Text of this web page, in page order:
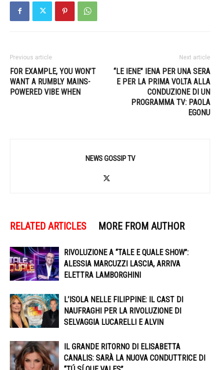
Previous article
FOR EXAMPLE, YOU WON’T
WANT A RUMBLY MAINS-
POWERED VIBE WHEN
Next article
“LE IENE”​ IENA PER UNA SERA
E PER LA PRIMA VOLTA ALLA
CONDUZIONE DI UN
PROGRAMMA TV: PAOLA
EGONU
NEWS GOSSIP TV
RELATED ARTICLES MORE FROM AUTHOR
RIVOLUZIONE A “TALE E QUALE SHOW”:
ALESSIA MARCUZZI LASCIA, ARRIVA
ELETTRA LAMBORGHINI
L’ISOLA NELLE FILIPPINE: IL CAST DI
NAUFRAGHI PER LA RIVOLUZIONE DI
SELVAGGIA LUCARELLI E ALVIN
IL GRANDE RITORNO DI ELISABETTA
CANALIS: SARÀ LA NUOVA CONDUTTRICE DI